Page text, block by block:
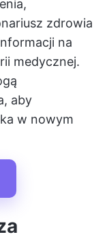
zdrowia
na
medycznej.
aby
w nowym